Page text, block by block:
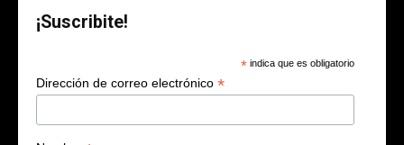
¡Suscribite!
* indica que es obligatorio
Dirección de correo electrónico *